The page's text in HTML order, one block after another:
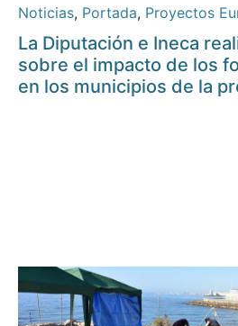
Noticias, Portada, Proyectos
La Diputación e Ineca
sobre el impacto de los
en los municipios de la